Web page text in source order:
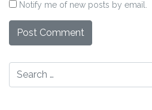
Notify me of new posts by email.